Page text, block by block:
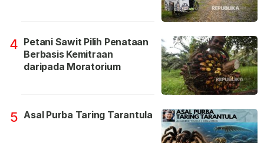
4 Petani Sawit Pilih Penataan
Berbasis Kemitraan
daripada Moratorium
5 Asal Purba Taring Tarantula